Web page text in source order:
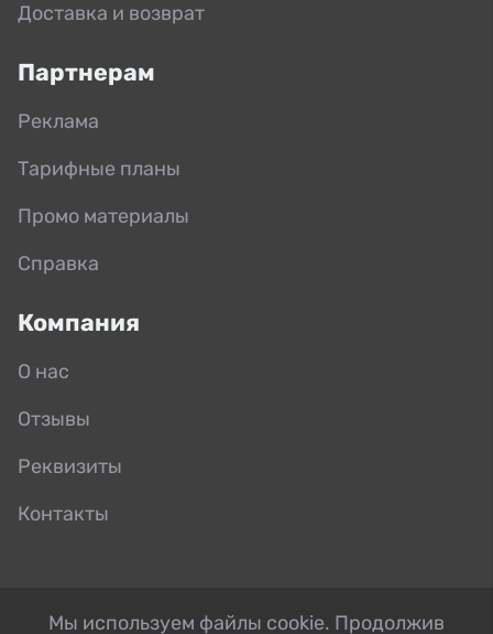
Доставка и возврат
Партнерам
Реклама
Тарифные планы
Промо материалы
Справка
Компания
О нас
Отзывы
Реквизиты
Контакты
Мы используем файлы cookie. Продолжив